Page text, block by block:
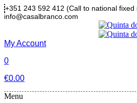
+351 243 592 412 (Call to national fixed
info@casalbranco.com
My Account
0
€0.00
Menu